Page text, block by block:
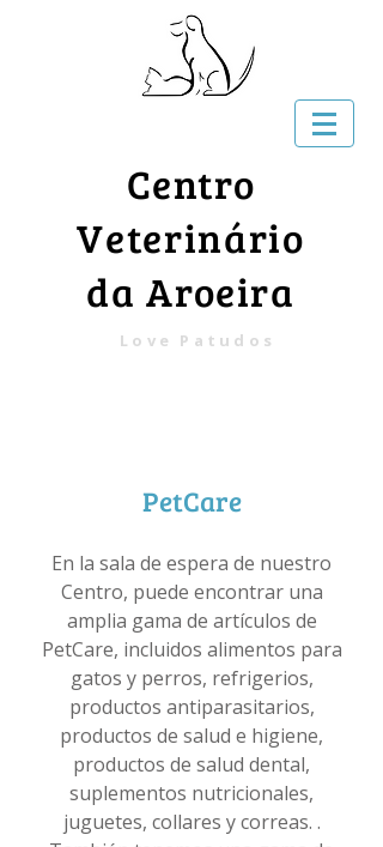
Centro
Veterinário
da Aroeira
Love Patudos
PetCare
En la sala de espera de nuestro
Centro, puede encontrar una
amplia gama de artículos de
PetCare, incluidos alimentos para
gatos y perros, refrigerios,
productos antiparasitarios,
productos de salud e higiene,
productos de salud dental,
suplementos nutricionales,
juguetes, collares y correas. .